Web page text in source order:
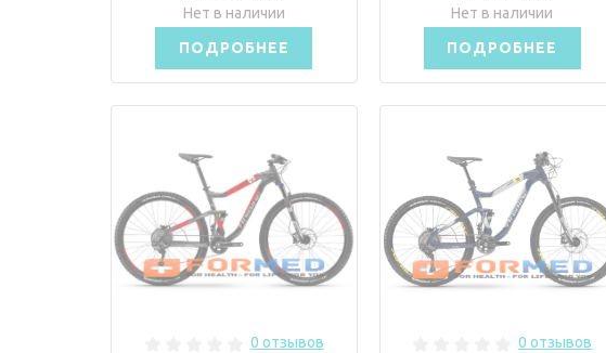
Нет в наличии
ПОДРОБНЕЕ
Нет в наличии
ПОДРОБНЕЕ
0 отзывов
0 отзывов